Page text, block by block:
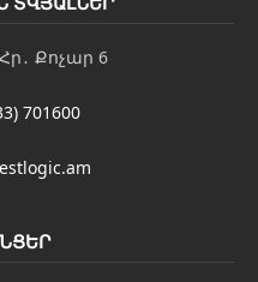
Քոչար 6
701600